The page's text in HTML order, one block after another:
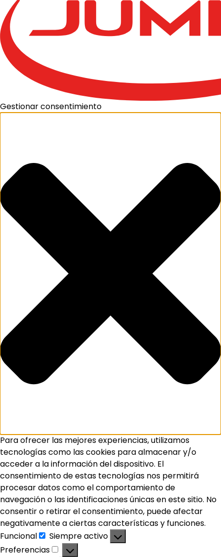
Gestionar consentimiento
Para ofrecer las mejores experiencias, utilizamos
tecnologías como las cookies para almacenar y/o
acceder a la información del dispositivo. El
consentimiento de estas tecnologías nos permitirá
procesar datos como el comportamiento de
navegación o las identificaciones únicas en este sitio. No
consentir o retirar el consentimiento, puede afectar
negativamente a ciertas características y funciones.
Funcional
Siempre activo
Preferencias